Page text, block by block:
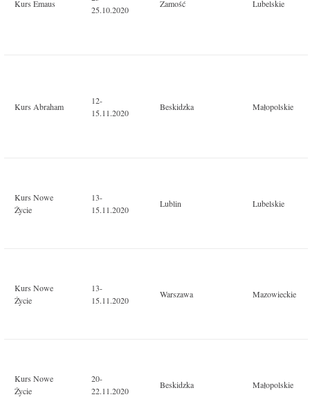
Kurs Emaus
25.10.2020
Zamość Lubelskie
Kurs Abraham
12-
15.11.2020
Beskidzka Małopolskie
Kurs Nowe
Życie
13-
15.11.2020
Lublin Lubelskie
Kurs Nowe
Życie
13-
15.11.2020
Warszawa Mazowieckie
Kurs Nowe
Życie
20-
22.11.2020
Beskidzka Małopolskie